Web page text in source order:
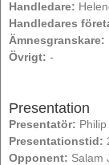
Handledare:
Handledares
Ämnesgranskare:
Övrigt: -
Presentation
Presentatör:
Presentationstid:
Opponent: Salam